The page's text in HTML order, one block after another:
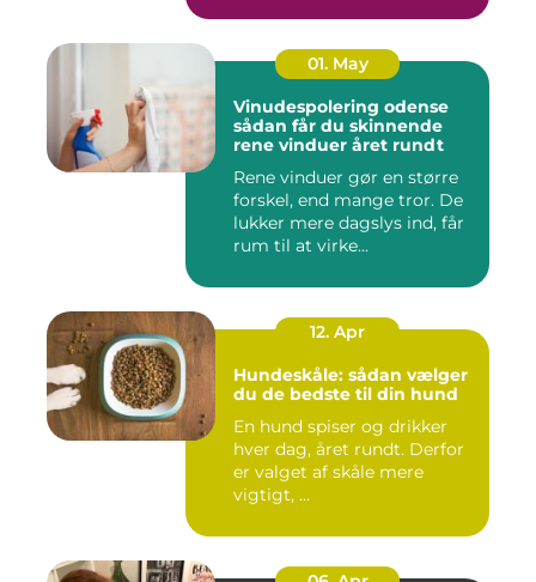
01. May
Vinudespolering odense
sådan får du skinnende
rene vinduer året rundt
Rene vinduer gør en større
forskel, end mange tror. De
lukker mere dagslys ind, får
rum til at virke...
12. Apr
Hundeskåle: sådan vælger
du de bedste til din hund
En hund spiser og drikker
hver dag, året rundt. Derfor
er valget af skåle mere
vigtigt, ...